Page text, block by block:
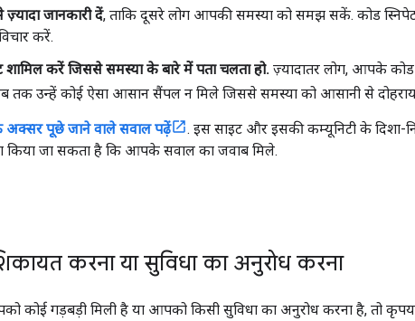
ज़्यादा जानकारी दें, ताकि दूसरे लोग आपकी समस्या को समझ सकें. कोड स्निपेट,
करें.
शामिल करें जिससे समस्या के बारे में पता चलता हो. ज़्यादातर लोग, आपके
तक उन्हें कोई ऐसा आसान सैंपल न मिले जिससे समस्या को आसानी से
पूछे जाने वाले सवाल पढ़ें
. इस साइट और इसकी कम्यूनिटी के दिशा-
जा सकता है कि आपके सवाल का जवाब मिले.
करना या सुविधा का अनुरोध करना
कोई गड़बड़ी मिली है या आपको किसी सुविधा का अनुरोध करना है, तो